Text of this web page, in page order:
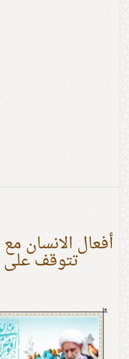
أفعال الانسان مع
تتوقف على